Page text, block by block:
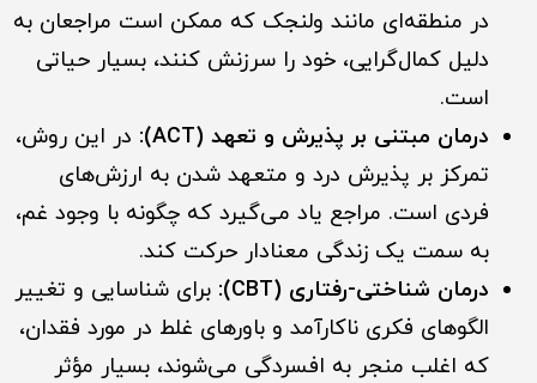
در منطقه‌ای مانند ولنجک که ممکن است مراجعان به
دلیل کمال‌گرایی، خود را سرزنش کنند، بسیار حیاتی
است.
درمان مبتنی بر پذیرش و تعهد (ACT):
در این روش،
تمرکز بر پذیرش درد و متعهد شدن به ارزش‌های
فردی است. مراجع یاد می‌گیرد که چگونه با وجود غم،
به سمت یک زندگی معنادار حرکت کند.
درمان شناختی-رفتاری (CBT):
برای شناسایی و تغییر
الگوهای فکری ناکارآمد و باورهای غلط در مورد فقدان،
که اغلب منجر به افسردگی می‌شوند، بسیار مؤثر